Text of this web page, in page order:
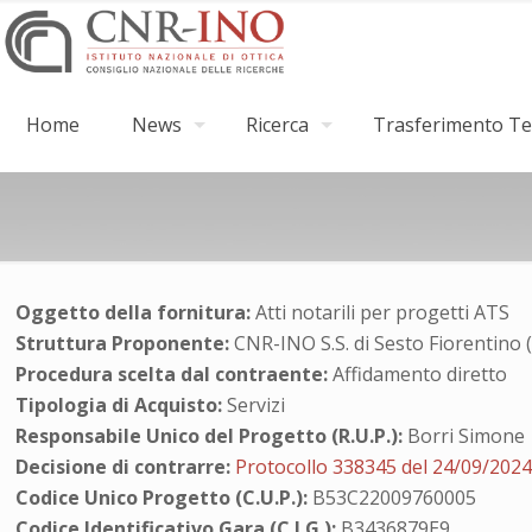
Home News Ricerca Trasferimento
Oggetto della fornitura:Atti notarili per progetti ATS
Struttura Proponente:CNR-INO S.S. di Sesto Fiorentino
Procedura scelta dal contraente:Affidamento diretto
Tipologia di Acquisto:Servizi
Responsabile Unico del Progetto (R.U.P.): Borri Simone
Decisione di contrarre: Protocollo 338345 del 24/09/2024
Codice Unico Progetto (C.U.P.): B53C22009760005